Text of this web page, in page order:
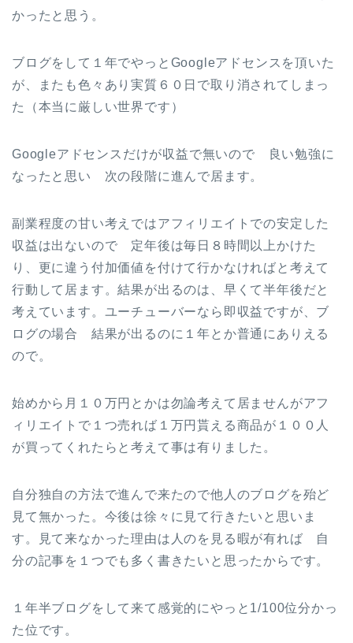
かったと思う。
ブログをして１年でやっとGoogleアドセンスを頂いた
が、またも色々あり実質６０日で取り消されてしまっ
た（本当に厳しい世界です）
Googleアドセンスだけが収益で無いので 良い勉強に
なったと思い 次の段階に進んで居ます。
副業程度の甘い考えではアフィリエイトでの安定した
収益は出ないので 定年後は毎日８時間以上かけた
り、更に違う付加価値を付けて行かなければと考えて
行動して居ます。結果が出るのは、早くて半年後だと
考えています。ユーチューバーなら即収益ですが、ブ
ログの場合 結果が出るのに１年とか普通にありえる
ので。
始めから月１０万円とかは勿論考えて居ませんがアフ
ィリエイトで１つ売れば１万円貰える商品が１００人
が買ってくれたらと考えて事は有りました。
自分独自の方法で進んで来たので他人のブログを殆ど
見て無かった。今後は徐々に見て行きたいと思いま
す。見て来なかった理由は人のを見る暇が有れば 自
分の記事を１つでも多く書きたいと思ったからです。
１年半ブログをして来て感覚的にやっと1/100位分かっ
た位です。